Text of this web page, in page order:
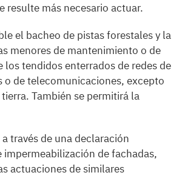
resulte más necesario actuar.
el bacheo de pistas forestales y la
menores de mantenimiento o de
tendidos enterrados de redes de
o de telecomunicaciones, excepto
También se permitirá la
través de una declaración
de fachadas,
actuaciones de similares